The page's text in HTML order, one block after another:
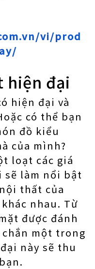
vi/prod
hiện đại
hiện đại và
có thể bạn
đồ kiểu
của mình?
loạt các giá
sẽ làm nổi bật
thất của
nhau. Từ
được đánh
một trong
này sẽ thu